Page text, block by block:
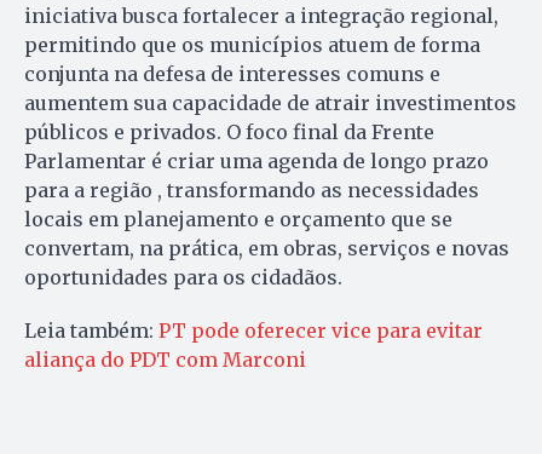
iniciativa busca fortalecer a integração regional,
permitindo que os municípios atuem de forma
conjunta na defesa de interesses comuns e
aumentem sua capacidade de atrair investimentos
públicos e privados. O foco final da Frente
Parlamentar é criar uma agenda de longo prazo
para a região , transformando as necessidades
locais em planejamento e orçamento que se
convertam, na prática, em obras, serviços e novas
oportunidades para os cidadãos.
Leia também: PT pode oferecer vice para evitar
aliança do PDT com Marconi